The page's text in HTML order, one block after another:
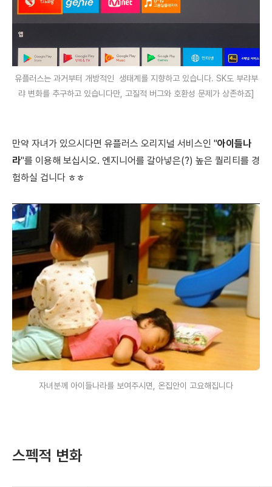
유플러스는 과거부터 개방적인 생태계를 지향하고 있습니다. SK도 부랴부
랴 변화를 추구하고 있습니다만, 고질적 버그와 호환성 문제가 상존하죠]
만약 자녀가 있으시다면 유플러스 오리지널 서비스인 "아이들나
라"를 이용해 보십시오. 엔지니어를 갈아넣은(?) 높은 퀄리티를 경
험하실 겁니다 ㅎㅎ
자녀분께 아이들나라를 보여주시면, 온집안이 고요해집니다
스펙적 변화